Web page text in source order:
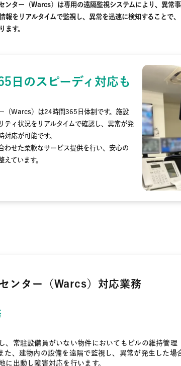
ンター（Warcs）は専用の遠隔監視システムにより、異常
報をリアルタイムで監視し、異常を迅速に検知することで
ます。
日のスピーディ対応も
（Warcs）は24時間365日体制です。施設
ティ状況をリアルタイムで確認し、異常が発
対応が可能です。
わせた柔軟なサービス提供を行い、安心の
えています。
ンター（Warcs）対応業務
、常駐設備員がいない物件においてもビルの維持管理
た、建物内の設備を遠隔で監視し、異常が発生した場
に出動し障害対応を行います。